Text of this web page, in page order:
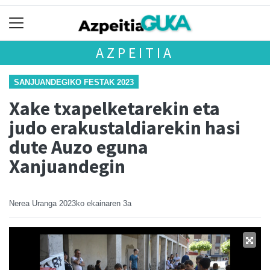
AZPEITIA
SANJUANDEGIKO FESTAK 2023
Xake txapelketarekin eta
judo erakustaldiarekin hasi
dute Auzo eguna
Xanjuandegin
Nerea Uranga 2023ko ekainaren 3a